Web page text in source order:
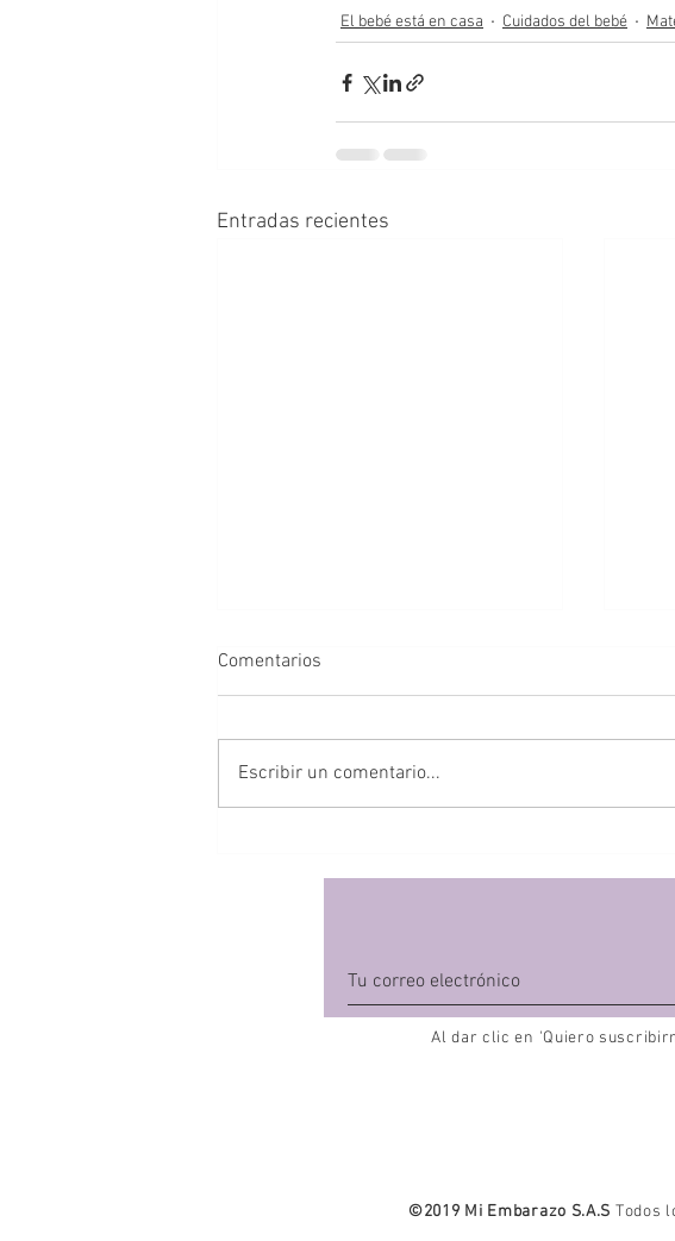
El bebé está en casa Cuidados del bebé
Entradas recientes
Comentarios
Escribir un comentario...
Al dar clic en 'Quiero
©2019 Mi Embarazo S.A.S Todos